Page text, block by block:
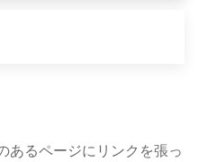
あるページにリンクを張っ